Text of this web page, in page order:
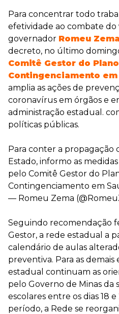
Para concentrar todo
efetividade ao combate do
governador Romeu Zema
decreto, no último
Comitê Gestor do
Contingenciamento em
amplia as ações de
coronavírus em órgãos e
administração estadual.
políticas públicas.
Para conter a propagação
Estado, informo as
pelo Comitê Gestor do
Contingenciamento em
— Romeu Zema
Seguindo recomendação
Gestor, a rede estadual a
calendário de aulas
preventiva. Para as
estadual continuam as
pelo Governo de Minas da
escolares entre os dias 18
período, a Rede se